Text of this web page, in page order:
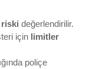
riski değerlendirilir.
için limitler
poliçe